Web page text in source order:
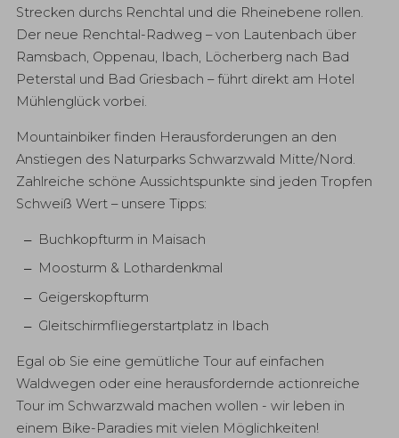
Strecken durchs Renchtal und die Rheinebene rollen.
Der neue Renchtal-Radweg – von Lautenbach über
Ramsbach, Oppenau, Ibach, Löcherberg nach Bad
Peterstal und Bad Griesbach – führt direkt am Hotel
Mühlenglück vorbei.
Mountainbiker finden Herausforderungen an den
Anstiegen des Naturparks Schwarzwald Mitte/Nord.
Zahlreiche schöne Aussichtspunkte sind jeden Tropfen
Schweiß Wert – unsere Tipps:
Buchkopfturm in Maisach
Moosturm & Lothardenkmal
Geigerskopfturm
Gleitschirmfliegerstartplatz in Ibach
Egal ob Sie eine gemütliche Tour auf einfachen
Waldwegen oder eine herausfordernde actionreiche
Tour im Schwarzwald machen wollen - wir leben in
einem Bike-Paradies mit vielen Möglichkeiten!